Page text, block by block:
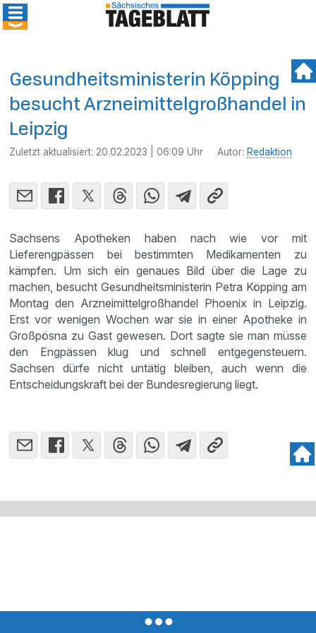
Gesundheitsministerin Köpping
besucht Arzneimittelgroßhandel in
Leipzig
Zuletzt aktualisiert: 20.02.2023 | 06:09 Uhr Autor: Redaktion
Sachsens Apotheken haben nach wie vor mit
Lieferengpässen bei bestimmten Medikamenten zu
kämpfen. Um sich ein genaues Bild über die Lage zu
machen, besucht Gesundheitsministerin Petra Köpping am
Montag den Arzneimittelgroßhandel Phoenix in Leipzig.
Erst vor wenigen Wochen war sie in einer Apotheke in
Großpösna zu Gast gewesen. Dort sagte sie man müsse
den Engpässen klug und schnell entgegensteuern.
Sachsen dürfe nicht untätig bleiben, auch wenn die
Entscheidungskraft bei der Bundesregierung liegt.